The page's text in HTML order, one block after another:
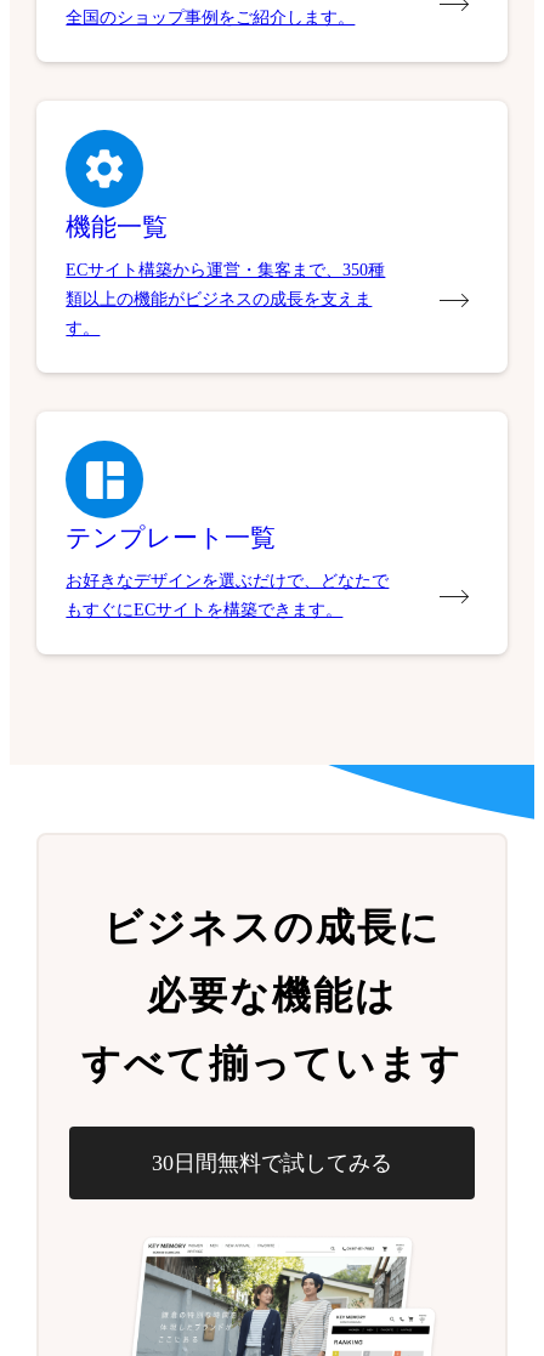
全国のショップ事例をご紹介します。
機能一覧
ECサイト構築から運営・集客まで、350種
類以上の機能がビジネスの成長を支えま
す。
テンプレート一覧
お好きなデザインを選ぶだけで、どなたで
もすぐにECサイトを構築できます。
ビジネスの成長に
必要な機能は
すべて揃っています
30日間無料で試してみる